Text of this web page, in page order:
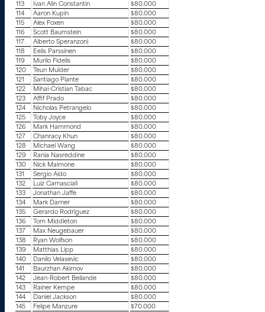
113
Ivan Alin Constantin
$80.000
114
Aaron Kupin
$80.000
115
Alex Foxen
$80.000
116
Scott Baumstein
$80.000
117
Alberto Speranzoni
$80.000
118
Eelis Parssinen
$80.000
119
Murilo Fidelis
$80.000
120
Teun Mulder
$80.000
121
Santiago Plante
$80.000
122
Mihai-Cristian Tabac
$80.000
123
Affif Prado
$80.000
124
Nicholas Petrangelo
$80.000
125
Toby Joyce
$80.000
126
Mark Hammond
$80.000
127
Chanracy Khun
$80.000
128
Michael Wang
$80.000
129
Rania Nasreddine
$80.000
130
Nick Maimone
$80.000
131
Sergio Aido
$80.000
132
Luiz Carnasciali
$80.000
133
Jonathan Jaffe
$80.000
134
Mark Darner
$80.000
135
Gerardo Rodriguez
$80.000
136
Tom Middleton
$80.000
137
Max Neugebauer
$80.000
138
Ryan Wolfson
$80.000
139
Matthias Lipp
$80.000
140
Danilo Velasevic
$80.000
141
Baurzhan Akimov
$80.000
142
Jean-Robert Bellande
$80.000
143
Rainer Kempe
$80.000
144
Daniel Jackson
$80.000
145
Felipe Manzure
$70.000